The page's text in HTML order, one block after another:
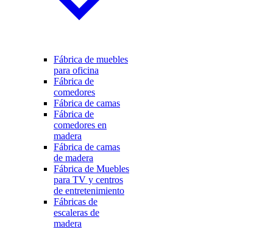
Fábrica de muebles
para oficina
Fábrica de
comedores
Fábrica de camas
Fábrica de
comedores en
madera
Fábrica de camas
de madera
Fábrica de Muebles
para TV y centros
de entretenimiento
Fábricas de
escaleras de
madera